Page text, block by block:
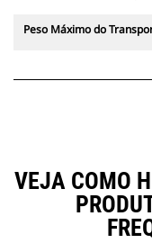
Peso Máximo do
VEJA COMO